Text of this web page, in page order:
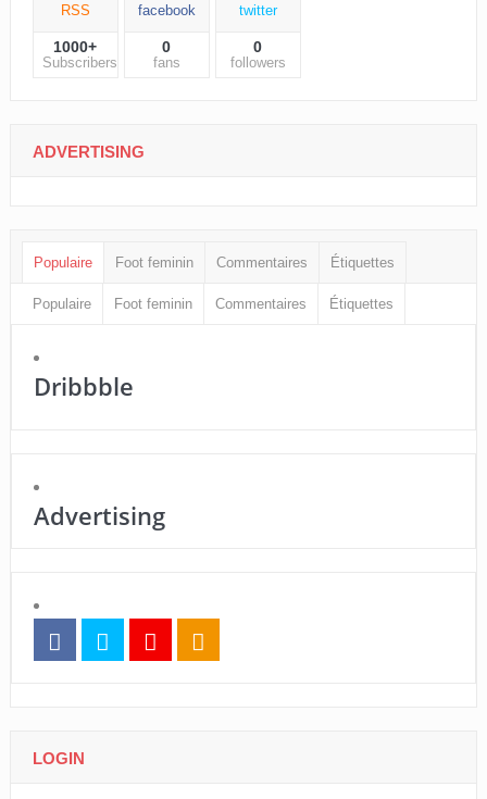
RSS
1000+
Subscribers
facebook
0
fans
twitter
0
followers
ADVERTISING
Populaire Foot feminin Commentaires Étiquettes
Populaire Foot feminin Commentaires Étiquettes
Dribbble
Advertising
LOGIN